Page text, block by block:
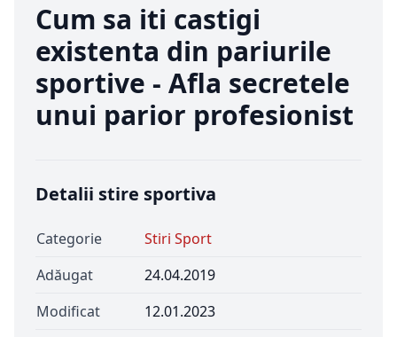
Cum sa iti castigi
existenta din pariurile
sportive - Afla secretele
unui parior profesionist
Detalii stire sportiva
Categorie
Stiri Sport
Adăugat
24.04.2019
Modificat
12.01.2023